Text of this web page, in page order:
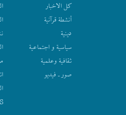
كل الاخبار
أنشطة قرآنیة
دينية
سیاسیة و اجتماعیة
ثقافیة وعلمیة
صور ـ فيديو